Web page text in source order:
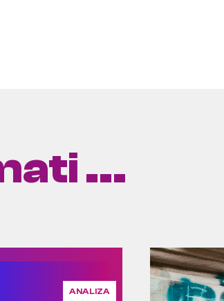
...
ANALIZA